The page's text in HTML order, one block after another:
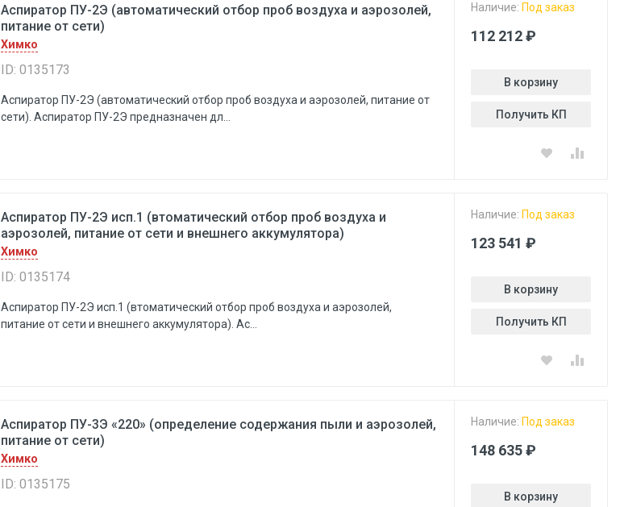
Аспиратор ПУ-2Э (автоматический отбор проб воздуха и аэрозолей,
питание от сети)
Химко
ID: 0135173
Аспиратор ПУ-2Э (автоматический отбор проб воздуха и аэрозолей, питание от
сети). Аспиратор ПУ-2Э предназначен дл...
Наличие: Под заказ
112 212 ₽
В корзину
Получить КП
Аспиратор ПУ-2Э исп.1 (втоматический отбор проб воздуха и
аэрозолей, питание от сети и внешнего аккумулятора)
Химко
ID: 0135174
Аспиратор ПУ-2Э исп.1 (втоматический отбор проб воздуха и аэрозолей,
питание от сети и внешнего аккумулятора). Ас...
Наличие: Под заказ
123 541 ₽
В корзину
Получить КП
Аспиратор ПУ-3Э «220» (определение содержания пыли и аэрозолей,
питание от сети)
Химко
ID: 0135175
Наличие: Под заказ
148 635 ₽
В корзину